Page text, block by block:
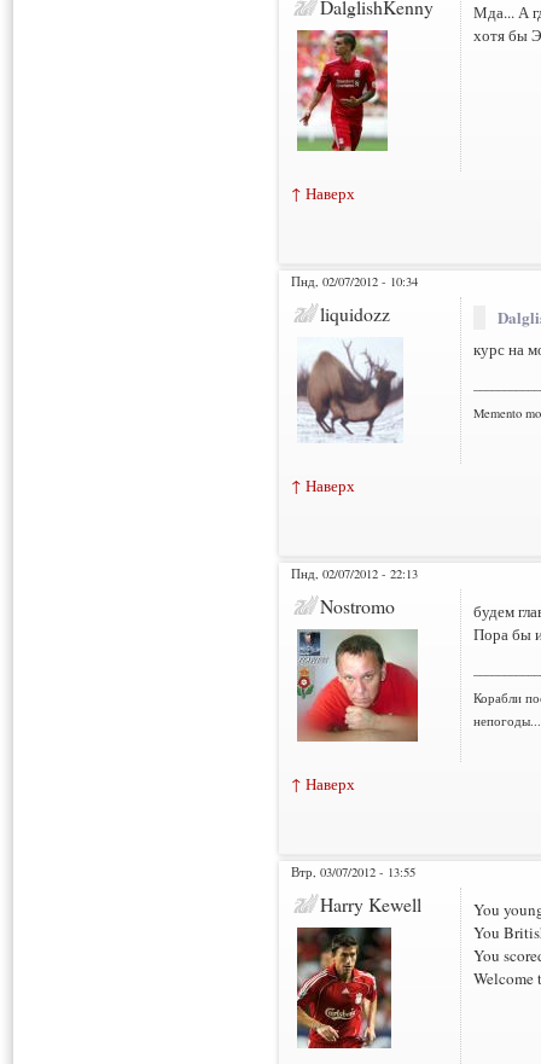
DalglishKenny
Мда... А
хотя бы
↑ Наверх
Пнд, 02/07/2012 - 10:34
liquidozz
курс на
Memento
↑ Наверх
Пнд, 02/07/2012 - 22:13
Nostromo
будем
Пора бы и
Корабли
↑ Наверх
Втр, 03/07/2012 - 13:55
Harry Kewell
You
You
You
Welcome